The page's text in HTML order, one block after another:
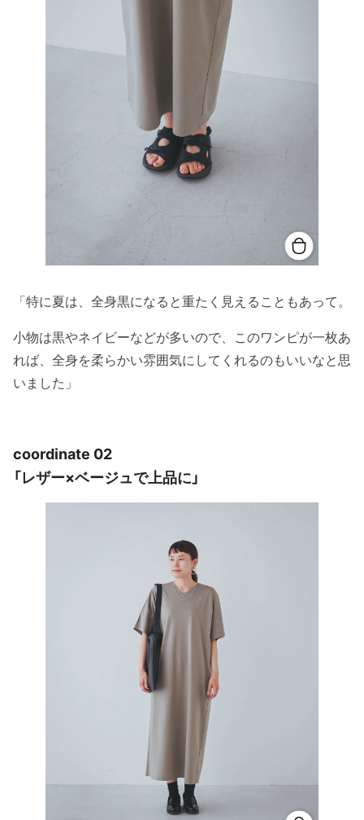
「特に夏は、全身黒になると重たく見えることもあって。
小物は黒やネイビーなどが多いので、このワンピが一枚あ
れば、全身を柔らかい雰囲気にしてくれるのもいいなと思
いました」
coordinate 02
「レザー×ベージュで上品に」